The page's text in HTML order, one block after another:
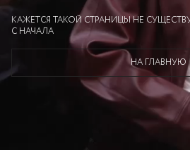
КАЖЕТСЯ ТАКОЙ СТРАНИЦЫ НЕ
С НАЧАЛА
НА ГЛАВНУЮ